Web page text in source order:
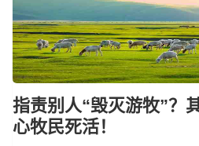
指责别人“毁灭游牧”？
心牧民死活！